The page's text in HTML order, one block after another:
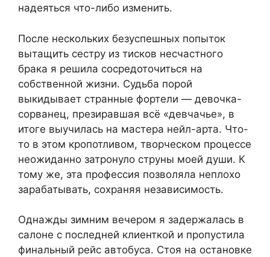
надеяться что-либо изменить.
После нескольких безуспешных попыток
вытащить сестру из тисков несчастного
брака я решила сосредоточиться на
собственной жизни. Судьба порой
выкидывает странные фортели — девочка-
сорванец, презиравшая всё «девчачье», в
итоге выучилась на мастера нейл-арта. Что-
то в этом кропотливом, творческом процессе
неожиданно затронуло струны моей души. К
тому же, эта профессия позволяла неплохо
зарабатывать, сохраняя независимость.
Однажды зимним вечером я задержалась в
салоне с последней клиенткой и пропустила
финальный рейс автобуса. Стоя на остановке